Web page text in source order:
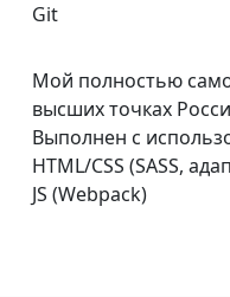
Git
Мой полностью
высших точках
Выполнен с
HTML/CSS (SASS,
JS (Webpack)